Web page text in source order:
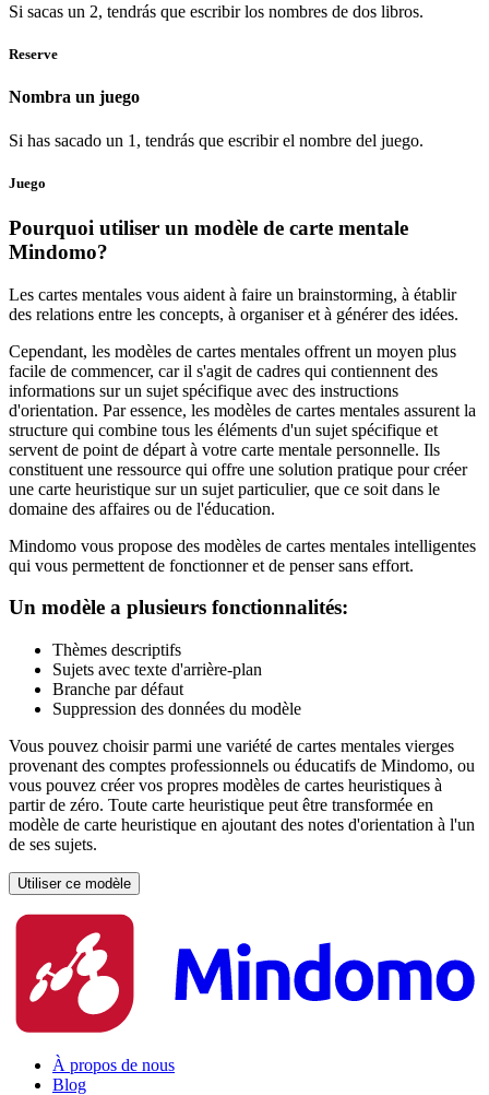
Si sacas un 2, tendrás que escribir los nombres de dos libros.
Reserve
Nombra un juego
Si has sacado un 1, tendrás que escribir el nombre del juego.
Juego
Pourquoi utiliser un modèle de carte mentale
Mindomo?
Les cartes mentales vous aident à faire un brainstorming, à établir
des relations entre les concepts, à organiser et à générer des idées.
Cependant, les modèles de cartes mentales offrent un moyen plus
facile de commencer, car il s'agit de cadres qui contiennent des
informations sur un sujet spécifique avec des instructions
d'orientation. Par essence, les modèles de cartes mentales assurent la
structure qui combine tous les éléments d'un sujet spécifique et
servent de point de départ à votre carte mentale personnelle. Ils
constituent une ressource qui offre une solution pratique pour créer
une carte heuristique sur un sujet particulier, que ce soit dans le
domaine des affaires ou de l'éducation.
Mindomo vous propose des modèles de cartes mentales intelligentes
qui vous permettent de fonctionner et de penser sans effort.
Un modèle a plusieurs fonctionnalités:
Thèmes descriptifs
Sujets avec texte d'arrière-plan
Branche par défaut
Suppression des données du modèle
Vous pouvez choisir parmi une variété de cartes mentales vierges
provenant des comptes professionnels ou éducatifs de Mindomo, ou
vous pouvez créer vos propres modèles de cartes heuristiques à
partir de zéro. Toute carte heuristique peut être transformée en
modèle de carte heuristique en ajoutant des notes d'orientation à l'un
de ses sujets.
Utiliser ce modèle
À propos de nous
Blog